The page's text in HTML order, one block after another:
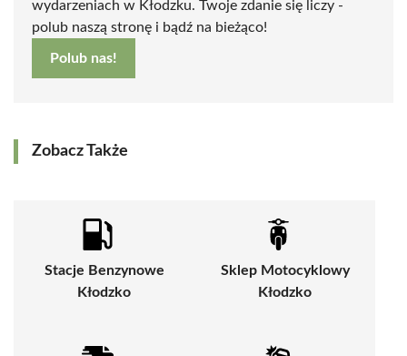
wydarzeniach w Kłodzku. Twoje zdanie się liczy -
polub naszą stronę i bądź na bieżąco!
Polub nas!
Zobacz Także
Stacje Benzynowe
Kłodzko
Sklep Motocyklowy
Kłodzko